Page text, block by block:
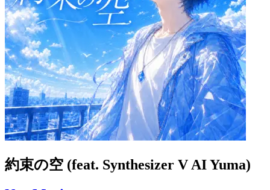
約束の空 (feat. Synthesizer V AI Yuma)